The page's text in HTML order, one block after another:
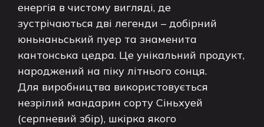
енергія в чистому вигляді, де
зустрічаються дві легенди – добірний
юньнаньський пуер та знаменита
кантонська цедра. Це унікальний продукт,
народжений на піку літнього сонця.
Для виробництва використовується
незрілий мандарин сорту Сіньхуей
(серпневий збір), шкірка якого